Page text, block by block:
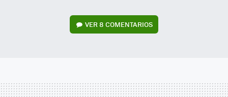
VER8 COMENTARIOS